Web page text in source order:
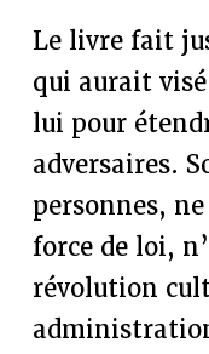
Le livre fait
qui aurait
lui pour
adversaires.
personnes,
force de loi,
révolution